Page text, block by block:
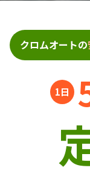
クロムオートの